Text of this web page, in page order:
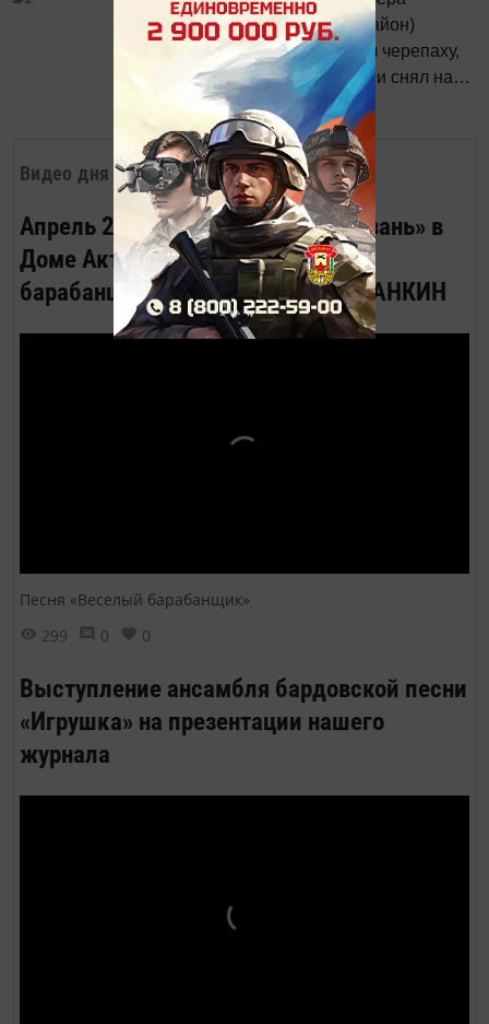
Видео дня
Апрель 2023. Вечер журнала «Казань» в
Доме Актёра. Песню «Весёлый
барабанщик» исполняет Роман ЛАНКИН
Песня «Веселый барабанщик»
299
0 0
Выступление ансамбля бардовской песни
«Игрушка» на презентации нашего
журнала
народов, проживающих в Республике.
Каракуль (Нижнекамский район)
местный житель обнаружил черепаху,
которую сфотографировал и снял на
видео выпуск в озеро.
1917